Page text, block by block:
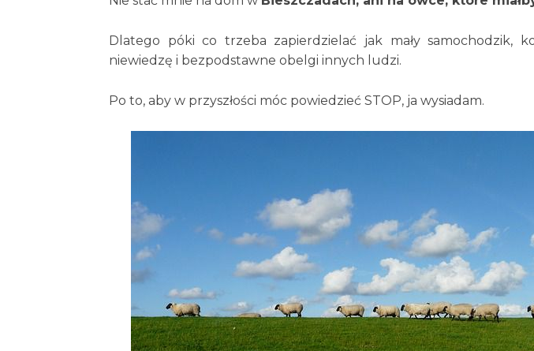
Dlatego póki co trzeba zapierdzielać jak mały samochodzik,
niewiedzę i bezpodstawne obelgi innych ludzi.
Po to, aby w przyszłości móc powiedzieć STOP, ja wysiadam.